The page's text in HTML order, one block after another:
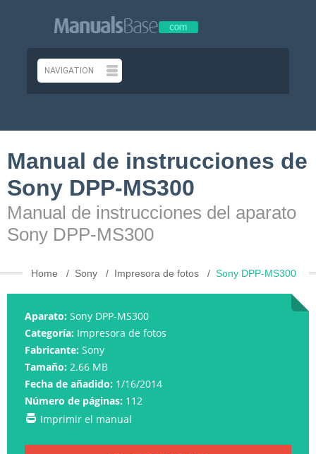
Manual de instrucciones de
Sony DPP-MS300
Manual de instrucciones del aparato
Sony DPP-MS300
Home Sony Impresora de fotos Sony DPP-MS300
Aparato: Sony DPP-MS300
Categoría: Impresora de fotos
Fabricante: Sony
Tamaño: 2.66 MB
Fecha de añadido: 1/16/2014
Número de páginas: 112
Imprimir el manual